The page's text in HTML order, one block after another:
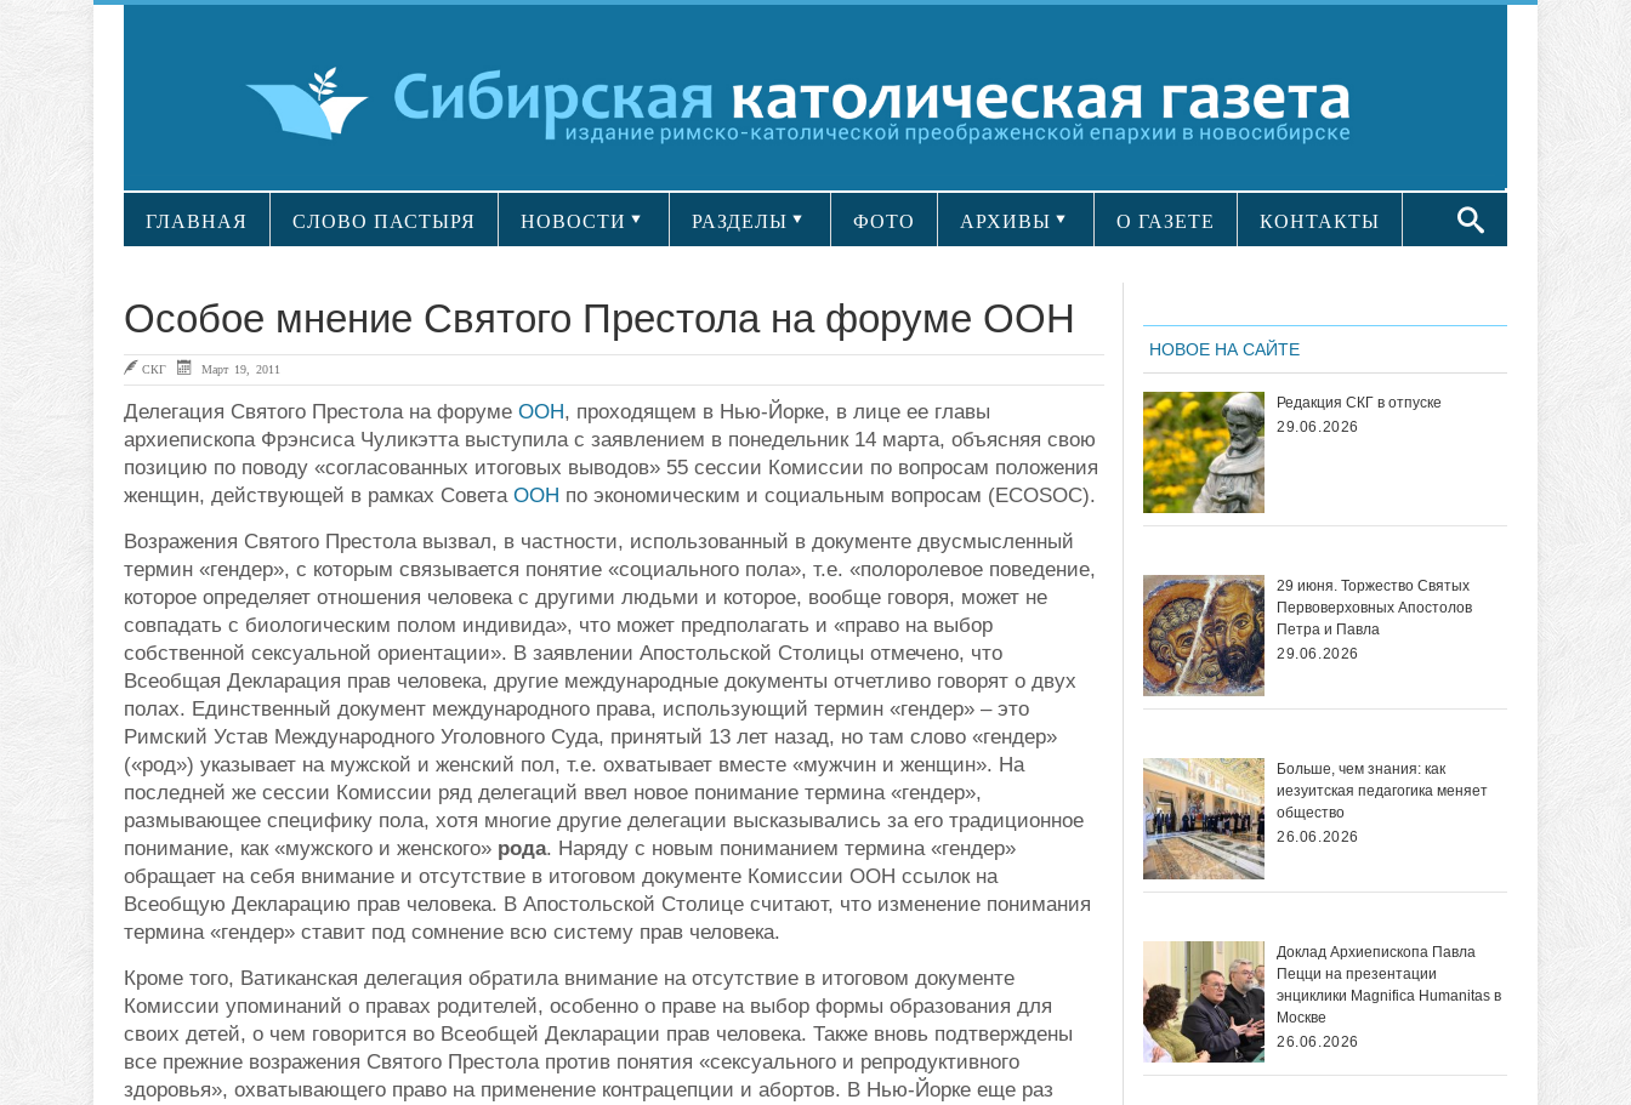
ГЛАВНАЯ СЛОВО ПАСТЫРЯ НОВОСТИ РАЗДЕЛЫ ФОТО АРХИВЫ О ГАЗЕТЕ КОНТАКТЫ
Особое мнение Святого Престола на форуме ООН
СКГ Март 19, 2011
Делегация Святого Престола на форуме ООН, проходящем в Нью-Йорке, в лице ее главы
архиепископа Фрэнсиса Чуликэтта выступила с заявлением в понедельник 14 марта, объясняя свою
позицию по поводу «согласованных итоговых выводов» 55 сессии Комиссии по вопросам положения
женщин, действующей в рамках Совета ООН по экономическим и социальным вопросам (ECOSOC).
Возражения Святого Престола вызвал, в частности, использованный в документе двусмысленный
термин «гендер», с которым связывается понятие «социального пола», т.е. «полоролевое поведение,
которое определяет отношения человека с другими людьми и которое, вообще говоря, может не
совпадать с биологическим полом индивида», что может предполагать и «право на выбор
собственной сексуальной ориентации». В заявлении Апостольской Столицы отмечено, что
Всеобщая Декларация прав человека, другие международные документы отчетливо говорят о двух
полах. Единственный документ международного права, использующий термин «гендер» – это
Римский Устав Международного Уголовного Суда, принятый 13 лет назад, но там слово «гендер»
(«род») указывает на мужской и женский пол, т.е. охватывает вместе «мужчин и женщин». На
последней же сессии Комиссии ряд делегаций ввел новое понимание термина «гендер»,
размывающее специфику пола, хотя многие другие делегации высказывались за его традиционное
понимание, как «мужского и женского» рода. Наряду с новым пониманием термина «гендер»
обращает на себя внимание и отсутствие в итоговом документе Комиссии ООН ссылок на
Всеобщую Декларацию прав человека. В Апостольской Столице считают, что изменение понимания
термина «гендер» ставит под сомнение всю систему прав человека.
Кроме того, Ватиканская делегация обратила внимание на отсутствие в итоговом документе
Комиссии упоминаний о правах родителей, особенно о праве на выбор формы образования для
своих детей, о чем говорится во Всеобщей Декларации прав человека. Также вновь подтверждены
все прежние возражения Святого Престола против понятия «сексуального и репродуктивного
здоровья», охватывающего право на применение контрацепции и абортов. В Нью-Йорке еще раз
НОВОЕ НА САЙТЕ
Редакция СКГ в отпуске
29.06.2026
29 июня. Торжество Святых
Первоверховных Апостолов
Петра и Павла
29.06.2026
Больше, чем знания: как
иезуитская педагогика меняет
общество
26.06.2026
Доклад Архиепископа Павла
Пецци на презентации
энциклики Magnifica Нumanitas в
Москве
26.06.2026